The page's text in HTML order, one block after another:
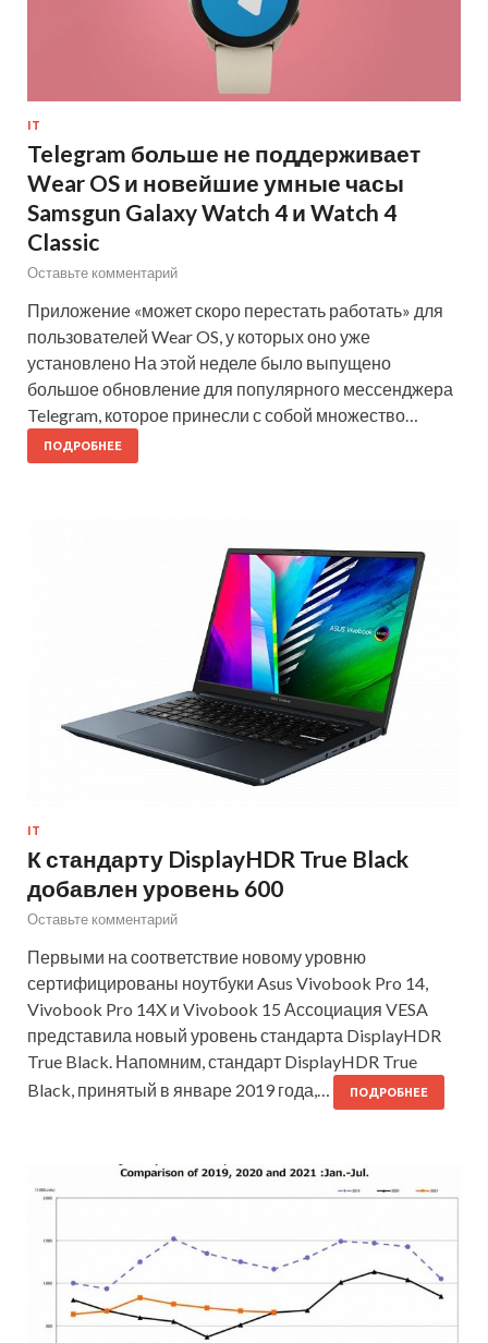
IT
Telegram больше не поддерживает
Wear OS и новейшие умные часы
Samsgun Galaxy Watch 4 и Watch 4
Classic
Оставьте комментарий
Приложение «может скоро перестать работать» для
пользователей Wear OS, у которых оно уже
установлено На этой неделе было выпущено
большое обновление для популярного мессенджера
Telegram, которое принесли с собой множество…
ПОДРОБНЕЕ
IT
К стандарту DisplayHDR True Black
добавлен уровень 600
Оставьте комментарий
Первыми на соответствие новому уровню
сертифицированы ноутбуки Asus Vivobook Pro 14,
Vivobook Pro 14X и Vivobook 15 Ассоциация VESA
представила новый уровень стандарта DisplayHDR
True Black. Напомним, стандарт DisplayHDR True
Black, принятый в январе 2019 года,…
ПОДРОБНЕЕ